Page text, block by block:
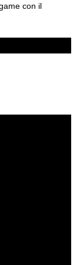
con il